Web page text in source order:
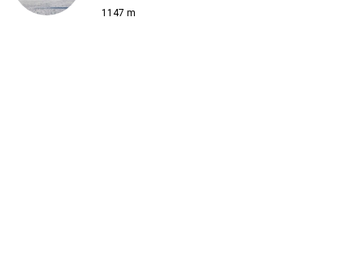
1147 m